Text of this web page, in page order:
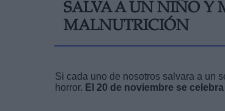
SALVA A UN NIÑO Y
MALNUTRICIÓN
Si cada uno de nosotros salvara a un
horror. El 20 de noviembre se
link
Información adicional
link